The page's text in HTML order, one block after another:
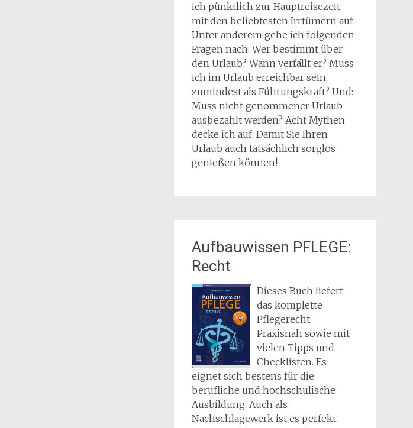
ich pünktlich zur Hauptreisezeit
mit den beliebtesten Irrtümern auf.
Unter anderem gehe ich folgenden
Fragen nach: Wer bestimmt über
den Urlaub? Wann verfällt er? Muss
ich im Urlaub erreichbar sein,
zumindest als Führungskraft? Und:
Muss nicht genommener Urlaub
ausbezahlt werden? Acht Mythen
decke ich auf. Damit Sie Ihren
Urlaub auch tatsächlich sorglos
genießen können!
Aufbauwissen PFLEGE:
Recht
Dieses Buch liefert
das komplette
Pflegerecht.
Praxisnah sowie mit
vielen Tipps und
Checklisten. Es
eignet sich bestens für die
berufliche und hochschulische
Ausbildung. Auch als
Nachschlagewerk ist es perfekt.